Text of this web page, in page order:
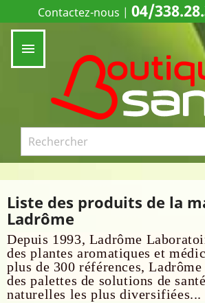
Contactez-nous | 04/

Liste des produits de la
Ladrôme
Depuis 1993, Ladrôme
des plantes aromatiques et
plus de 300 références, Ladrôme
des palettes de solutions de
naturelles les plus diversifiées...